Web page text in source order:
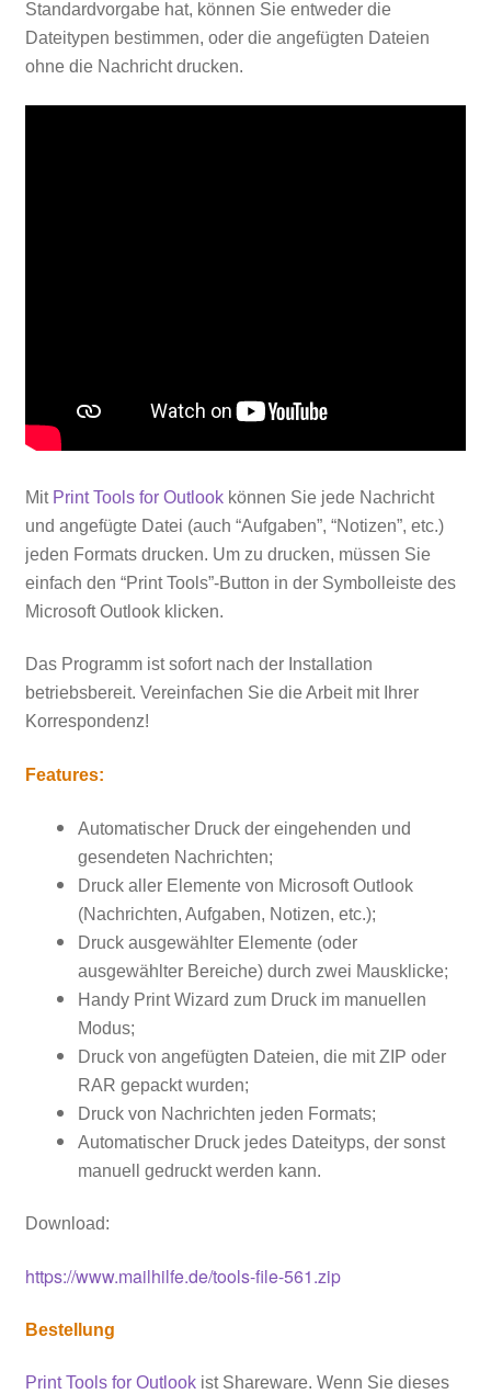
Standardvorgabe hat, können Sie entweder die
Dateitypen bestimmen, oder die angefügten Dateien
ohne die Nachricht drucken.
Mit Print Tools for Outlook können Sie jede Nachricht
und angefügte Datei (auch “Aufgaben”, “Notizen”, etc.)
jeden Formats drucken. Um zu drucken, müssen Sie
einfach den “Print Tools”-Button in der Symbolleiste des
Microsoft Outlook klicken.
Das Programm ist sofort nach der Installation
betriebsbereit. Vereinfachen Sie die Arbeit mit Ihrer
Korrespondenz!
Features:
Automatischer Druck der eingehenden und
gesendeten Nachrichten;
Druck aller Elemente von Microsoft Outlook
(Nachrichten, Aufgaben, Notizen, etc.);
Druck ausgewählter Elemente (oder
ausgewählter Bereiche) durch zwei Mausklicke;
Handy Print Wizard zum Druck im manuellen
Modus;
Druck von angefügten Dateien, die mit ZIP oder
RAR gepackt wurden;
Druck von Nachrichten jeden Formats;
Automatischer Druck jedes Dateityps, der sonst
manuell gedruckt werden kann.
Download:
https://www.mailhilfe.de/tools-file-561.zip
Bestellung
Print Tools for Outlook istShareware. Wenn Sie dieses